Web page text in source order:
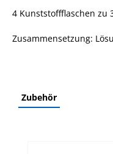
4 Kunststoffflaschen zu
Zusammensetzung:
Zubehör